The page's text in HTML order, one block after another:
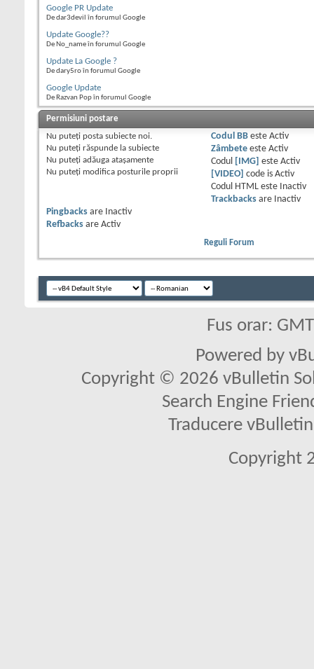
Google PR Update
De dar3devil în forumul Google
Update Google??
De No_name în forumul Google
Update La Google ?
De dary5ro în forumul Google
Google Update
De Razvan Pop în forumul Google
Permisiuni postare
Nu puteţi posta subiecte noi.
Nu puteţi răspunde la subiecte
Nu puteţi adăuga ataşamente
Nu puteţi modifica posturile proprii
Codul BBeste Activ
Zâmbeteeste Activ
Codul
[IMG] este Activ
[VIDEO] code is Activ
Codul HTML este
Inactiv
Trackbacksare
Inactiv
Pingbacks are
Inactiv
Refbacks are Activ
Reguli Forum
Fus orar:
Powered by
Copyright © 2026 vBulletin
Search Engine
Traducere
Copyright